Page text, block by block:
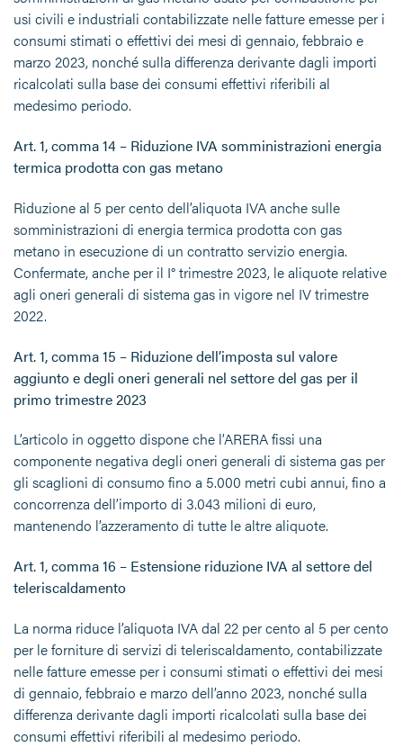
usi civili e industriali contabilizzate nelle fatture emesse per i
consumi stimati o effettivi dei mesi di gennaio, febbraio e
marzo 2023, nonché sulla differenza derivante dagli importi
ricalcolati sulla base dei consumi effettivi riferibili al
medesimo periodo.
Art. 1, comma 14 – Riduzione IVA somministrazioni energia
termica prodotta con gas metano
Riduzione al 5 per cento dell’aliquota IVA anche sulle
somministrazioni di energia termica prodotta con gas
metano in esecuzione di un contratto servizio energia.
Confermate, anche per il I° trimestre 2023, le aliquote relative
agli oneri generali di sistema gas in vigore nel IV trimestre
2022.
Art. 1, comma 15 – Riduzione dell’imposta sul valore
aggiunto e degli oneri generali nel settore del gas per il
primo trimestre 2023
L’articolo in oggetto dispone che l’ARERA fissi una
componente negativa degli oneri generali di sistema gas per
gli scaglioni di consumo fino a 5.000 metri cubi annui, fino a
concorrenza dell’importo di 3.043 milioni di euro,
mantenendo l’azzeramento di tutte le altre aliquote.
Art. 1, comma 16 – Estensione riduzione IVA al settore del
teleriscaldamento
La norma riduce l’aliquota IVA dal 22 per cento al 5 per cento
per le forniture di servizi di teleriscaldamento, contabilizzate
nelle fatture emesse per i consumi stimati o effettivi dei mesi
di gennaio, febbraio e marzo dell’anno 2023, nonché sulla
differenza derivante dagli importi ricalcolati sulla base dei
consumi effettivi riferibili al medesimo periodo.